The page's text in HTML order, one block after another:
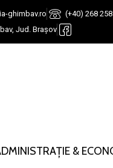
ghimbav.ro
(+40) 268
Jud. Brașov
&